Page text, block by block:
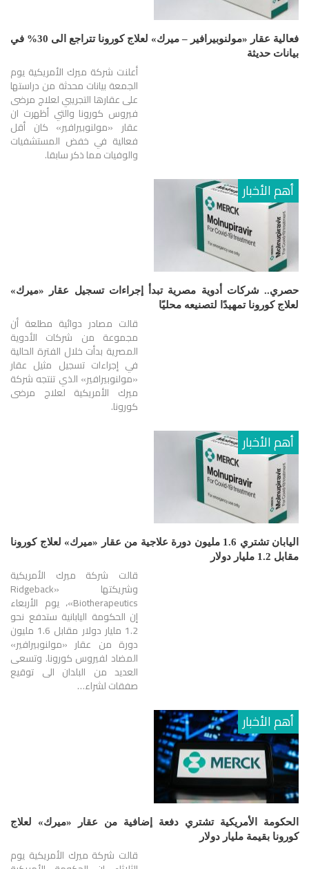
فعالية عقار «مولنوبيرافير – ميرك» لعلاج كورونا تتراجع الى 30% في
بيانات حديثة
أعلنت شركة ميرك الأمريكية يوم
الجمعة بيانات محدثة من دراستها
على عقارها التجريبي لعلاج مرضى
فيروس كورونا والتي أظهرت ان
عقار «مولنوبيرافير» كان أقل
فعالية في خفض المستشفيات
والوفيات مما ذكر سابقا.
أهم الأخبار
حصري.. شركات أدوية مصرية تبدأ إجراءات تسجيل عقار «ميرك»
لعلاج كورونا تمهيدًا لتصنيعه محليًا
قالت مصادر دوائية مطلعة أن
مجموعة من شركات الأدوية
المصرية بدأت خلال الفترة الحالية
في إجراءات تسجيل مثيل عقار
«مولنوبيرافير» الذي تنتجه شركة
ميرك الأمريكية لعلاج مرضى
كورونا.
أهم الأخبار
اليابان تشتري 1.6 مليون دورة علاجية من عقار «ميرك» لعلاج كورونا
مقابل 1.2 مليار دولار
قالت شركة ميرك الأمريكية
وشريكتها «Ridgeback
Biotherapeutics»، يوم الأربعاء
إن الحكومة اليابانية ستدفع نحو
1.2 مليار دولار مقابل 1.6 مليون
دورة من عقار «مولنوبيرافير»
المضاد لفيروس كورونا. وتسعى
العديد من البلدان الى توقيع
صفقات لشراء…
أهم الأخبار
الحكومة الأمريكية تشتري دفعة إضافية من عقار «ميرك» لعلاج
كورونا بقيمة مليار دولار
قالت شركة ميرك الأمريكية يوم